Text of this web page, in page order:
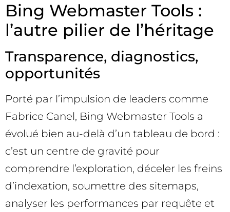
Bing Webmaster Tools :
l’autre pilier de l’héritage
Transparence, diagnostics,
opportunités
Porté par l’impulsion de leaders comme
Fabrice Canel, Bing Webmaster Tools a
évolué bien au-delà d’un tableau de bord :
c’est un centre de gravité pour
comprendre l’exploration, déceler les freins
d’indexation, soumettre des sitemaps,
analyser les performances par requête et